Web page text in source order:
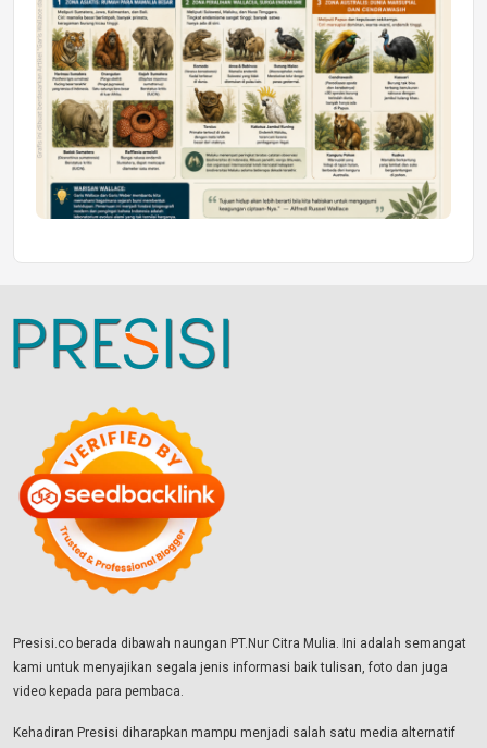
Presisi.co berada dibawah naungan PT.Nur Citra Mulia. Ini adalah semangat
kami untuk menyajikan segala jenis informasi baik tulisan, foto dan juga
video kepada para pembaca.
Kehadiran Presisi diharapkan mampu menjadi salah satu media alternatif